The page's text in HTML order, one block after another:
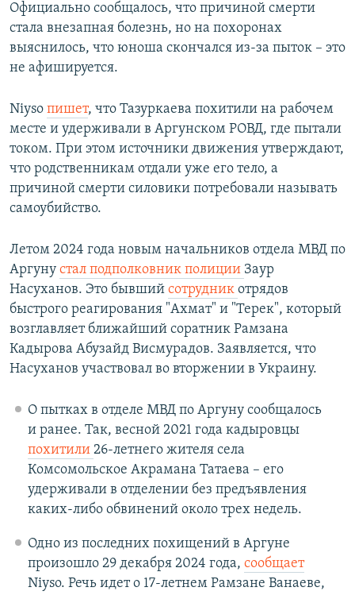
Официально сообщалось, что причиной смерти
стала внезапная болезнь, но на похоронах
выяснилось, что юноша скончался из-за пыток – это
не афишируется.
Niyso пишет, что Тазуркаева похитили на рабочем
месте и удерживали в Аргунском РОВД, где пытали
током. При этом источники движения утверждают,
что родственникам отдали уже его тело, а
причиной смерти силовики потребовали называть
самоубийство.
Летом 2024 года новым начальников отдела МВД по
Аргуну стал подполковник полиции Заур
Насуханов. Это бывший сотрудник отрядов
быстрого реагирования "Ахмат" и "Терек", который
возглавляет ближайший соратник Рамзана
Кадырова Абузайд Висмурадов. Заявляется, что
Насуханов участвовал во вторжении в Украину.
О пытках в отделе МВД по Аргуну сообщалось
и ранее. Так, весной 2021 года кадыровцы
похитили 26-летнего жителя села
Комсомольское Акрамана Татаева – его
удерживали в отделении без предъявления
каких-либо обвинений около трех недель.
Одно из последних похищений в Аргуне
произошло 29 декабря 2024 года, сообщает
Niyso. Речь идет о 17-летнем Рамзане Ванаеве,